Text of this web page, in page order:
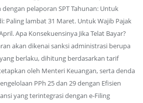
pelaporan SPT Tahunan: Untuk
Paling lambat 31 Maret. Untuk Wajib Pajak
Apa Konsekuensinya Jika Telat Bayar?
akan dikenai sanksi administrasi berupa
berlaku, dihitung berdasarkan tarif
oleh Menteri Keuangan, serta denda
PPh 25 dan 29 dengan Efisien
yang terintegrasi dengan e-Filing